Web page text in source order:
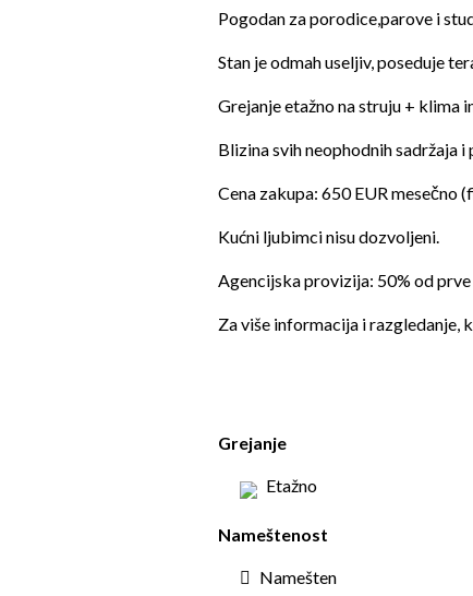
Pogodan za porodice,parove i
Stan je odmah useljiv, poseduje
Grejanje etažno na struju + klima
Blizina svih neophodnih sadržaja
Cena zakupa: 650 EUR mesečno
Kućni ljubimci nisu dozvoljeni.
Agencijska provizija: 50% od
Za više informacija i razgledanje,
Grejanje
Etažno
Nameštenost
Namešten